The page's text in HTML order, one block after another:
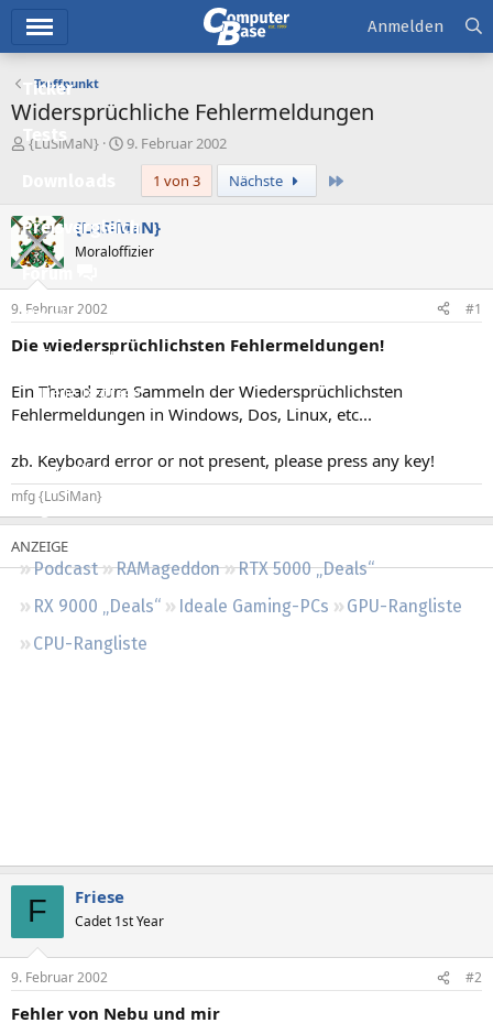
Ticker
Tests
Preisvergleich
Forum
Aktuelles
Empfohlene Inhalte
Neue Beiträge
Leserartikel
Regeln
Podcast RAMageddon
RTX 5000 „Deals“
RX 9000 „Deals“
Ideale Gaming-PCs
GPU-Rangliste
CPU-Rangliste
Anmelden
Treffpunkt
Widersprüchliche Fehlermeldungen
E
e
l
l
e
r
{LuSiMaN}
E
e
l
l
m
9. Februar 2002
1 von 3
Nächste
{LuSiMaN}
Moraloffizier
9. Februar 2002 #1
Die wiedersprüchlichsten Fehlermeldungen!
Ein Thread zum Sammeln der Wiedersprüchlichsten
Fehlermeldungen in Windows, Dos, Linux, etc...
zb. Keyboard error or not present, please press any key!
mfg {LuSiMan}
F Friese
Cadet 1st Year
9. Februar 2002 #2
Fehler von Nebu und mir